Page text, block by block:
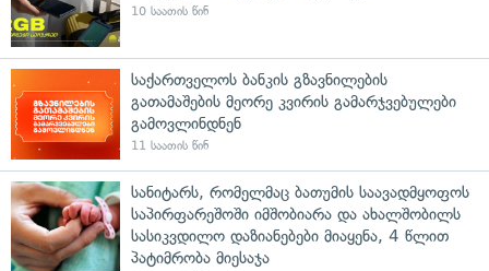
10 საათის წინ
საქართველოს ბანკის გზავნილების
გათამაშების მეორე კვირის გამარჯვებულები
გამოვლინდნენ
11 საათის წინ
სანიტარს, რომელმაც ბათუმის საავადმყოფოს
საპირფარეშოში იმშობიარა და ახალშობილს
სასიკვდილო დაზიანებები მიაყენა, 4 წლით
პატიმრობა მიესაჯა